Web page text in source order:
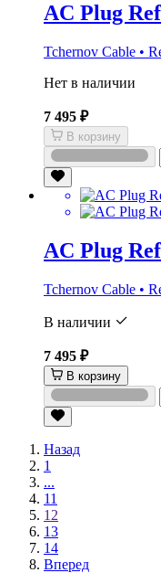
AC Plug
Tchernov Cable •
Нет в наличии
7 495 ₽
В корзину
AC Plug
Tchernov Cable •
В наличии
7 495 ₽
В корзину
Назад
1
...
11
12
13
14
Вперед